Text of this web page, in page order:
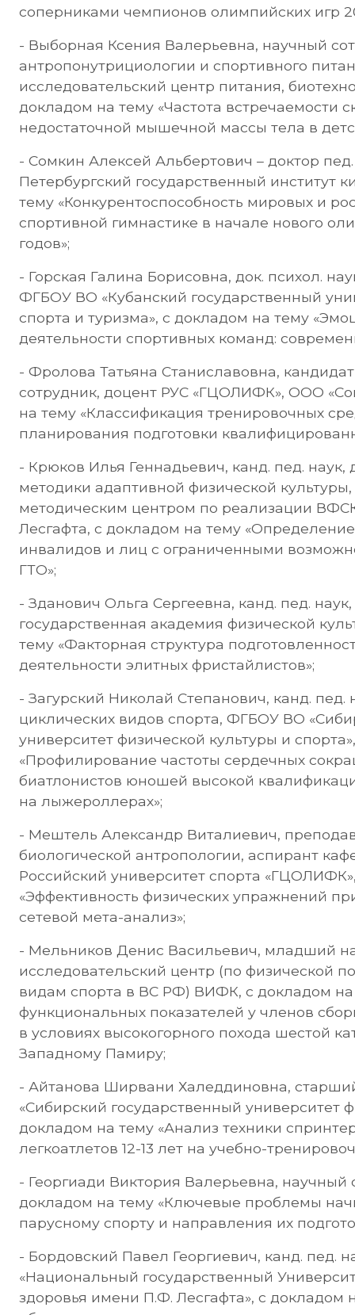
соперниками чемпионов олимпийских игр
- Выборная Ксения Валерьевна, научный
антропонутрициологии и спортивного
исследовательский центр питания,
докладом на тему «Частота встречаемости
недостаточной мышечной массы тела в
- Сомкин Алексей Альбертович – доктор
Петербургский государственный институт
тему «Конкурентоспособность мировых и
спортивной гимнастике в начале нового
годов»;
- Горская Галина Борисовна, док. психол.
ФГБОУ ВО «Кубанский государственный
спорта и туризма», с докладом на тему
деятельности спортивных команд:
- Фролова Татьяна Станиславовна,
сотрудник, доцент РУС «ГЦОЛИФК», ООО
на тему «Классификация тренировочных
планирования подготовки
- Крюков Илья Геннадьевич, канд. пед.
методики адаптивной физической
методическим центром по реализации
Лесгафта, с докладом на тему
инвалидов и лиц с ограниченными
ГТО»;
- Зданович Ольга Сергеевна, канд. пед.
государственная академия физической
тему «Факторная структура
деятельности элитных фристайлистов»;
- Загурский Николай Степанович, канд. пед.
циклических видов спорта, ФГБОУ ВО
университет физической культуры и
«Профилирование частоты сердечных
биатлонистов юношей высокой
на лыжероллерах»;
- Мештель Александр Виталиевич,
биологической антропологии, аспирант
Российский университет спорта
«Эффективность физических упражнений
сетевой мета-анализ»;
- Мельников Денис Васильевич, младший
исследовательский центр (по физической
видам спорта в ВС РФ) ВИФК, с докладом
функциональных показателей у членов
в условиях высокогорного похода шестой
Западному Памиру;
- Айтанова Ширвани Халеддиновна,
«Сибирский государственный университет
докладом на тему «Анализ техники
легкоатлетов 12-13 лет на учебно-
- Георгиади Виктория Валерьевна,
докладом на тему «Ключевые проблемы
парусному спорту и направления их
- Бордовский Павел Георгиевич, канд. пед.
«Национальный государственный
здоровья имени П.Ф. Лесгафта», с